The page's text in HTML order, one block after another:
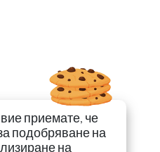
приемате, че
подобряване на
на